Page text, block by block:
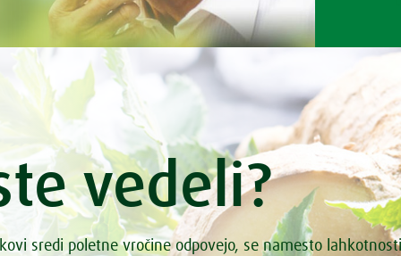
rulada – brez glutena
vanilja puding
z lešniki
z ingverjem in vanilijo ter z
z orehi
s pistacijami
juha
vedeli?
sredi poletne vročine odpovejo, se namesto